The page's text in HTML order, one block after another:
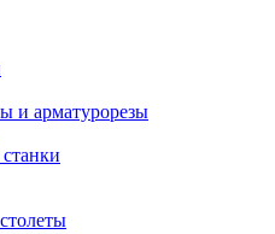
и арматурорезы